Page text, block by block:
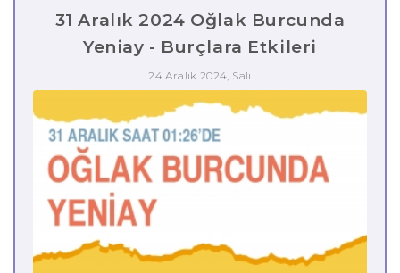
31 Aralık 2024 Oğlak Burcunda
Yeniay - Burçlara Etkileri
24 Aralık 2024, Salı